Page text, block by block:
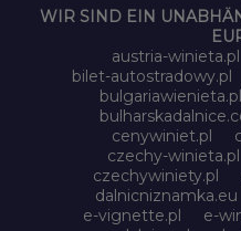
WIR SIND EIN
austria-winieta.pl
bilet-autostradowy.pl
bulgariawienieta.pl
cenywiniet.pl
czechy-winieta.pl
czechywiniety.pl
dalnicniznamka.eu
e-vignette.pl
e-